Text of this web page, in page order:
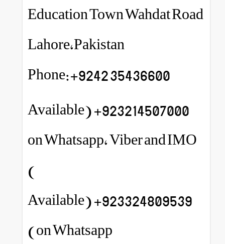
Education Town Wahdat Road
Lahore,Pakistan
Phone:+9242 35436600
923214507000+ (Available
on Whatsapp, Viber and IMO
)
923324809539+ (Available
on Whatsapp)